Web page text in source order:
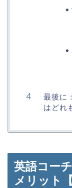
最後に
はどれ
英語コー
メリット